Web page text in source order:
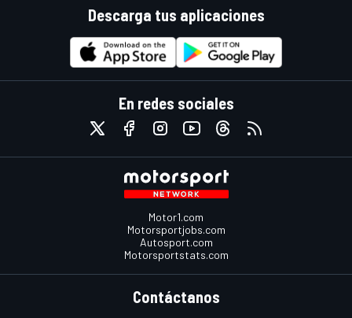
Descarga tus aplicaciones
En redes sociales
Motor1.com
Motorsportjobs.com
Autosport.com
Motorsportstats.com
Contáctanos